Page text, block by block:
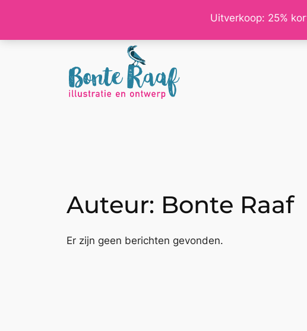
Uitverkoop: 25%
de
Auteur: Bonte Raaf
Er zijn geen berichten gevonden.